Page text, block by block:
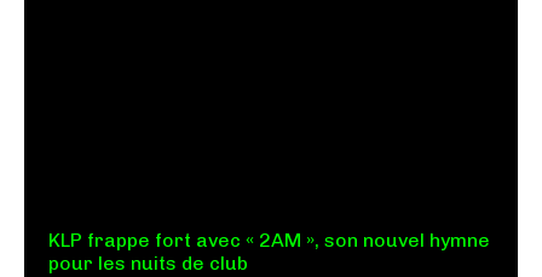
KLP frappe fort avec « 2AM », son nouvel hymne
pour les nuits de club